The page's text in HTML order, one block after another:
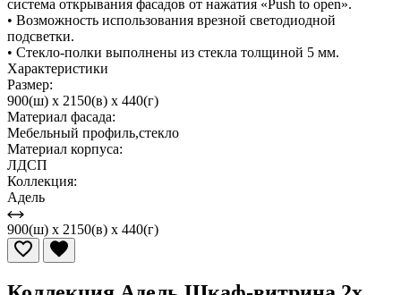
система открывания фасадов от нажатия «Push to open».
• Возможность использования врезной светодиодной
подсветки.
• Стекло-полки выполнены из стекла толщиной 5 мм.
Характеристики
Размер:
900(ш) x 2150(в) x 440(г)
Материал фасада:
Мебельный профиль,стекло
Материал корпуса:
ЛДСП
Коллекция:
Адель
900(ш) x 2150(в) x 440(г)